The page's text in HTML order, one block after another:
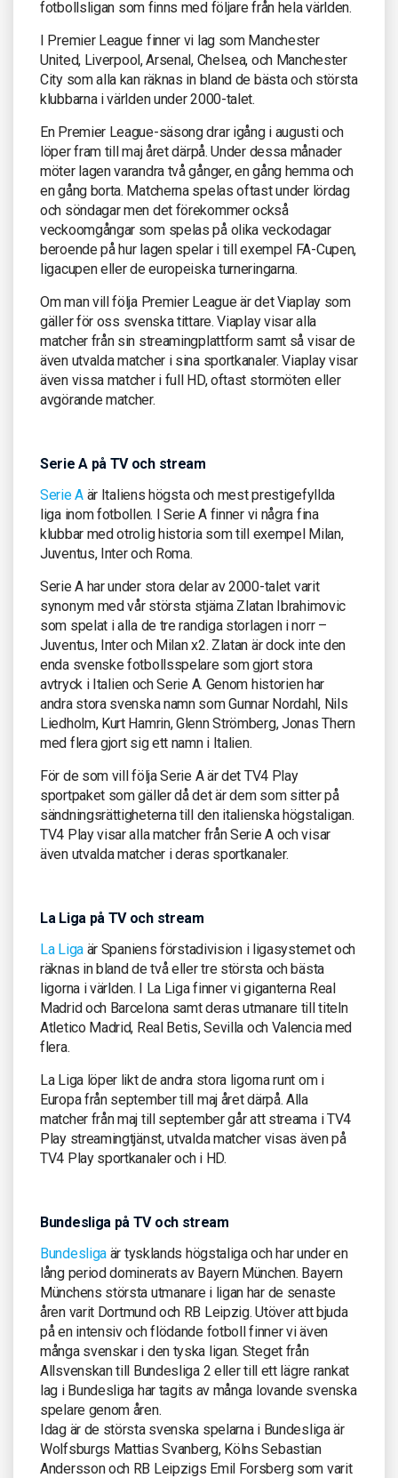
fotbollsligan som finns med följare från hela världen.
I Premier League finner vi lag som Manchester
United, Liverpool, Arsenal, Chelsea, och Manchester
City som alla kan räknas in bland de bästa och största
klubbarna i världen under 2000-talet.
En Premier League-säsong drar igång i augusti och
löper fram till maj året därpå. Under dessa månader
möter lagen varandra två gånger, en gång hemma och
en gång borta. Matcherna spelas oftast under lördag
och söndagar men det förekommer också
veckoomgångar som spelas på olika veckodagar
beroende på hur lagen spelar i till exempel FA-Cupen,
ligacupen eller de europeiska turneringarna.
Om man vill följa Premier League är det Viaplay som
gäller för oss svenska tittare. Viaplay visar alla
matcher från sin streamingplattform samt så visar de
även utvalda matcher i sina sportkanaler. Viaplay visar
även vissa matcher i full HD, oftast stormöten eller
avgörande matcher.
Serie A på TV och stream
Serie Aär Italiens högsta och mest prestigefyllda
liga inom fotbollen. I Serie A finner vi några fina
klubbar med otrolig historia som till exempel Milan,
Juventus, Inter och Roma.
Serie A har under stora delar av 2000-talet varit
synonym med vår största stjärna Zlatan Ibrahimovic
som spelat i alla de tre randiga storlagen i norr –
Juventus, Inter och Milan x2. Zlatan är dock inte den
enda svenske fotbollsspelare som gjort stora
avtryck i Italien och Serie A. Genom historien har
andra stora svenska namn som Gunnar Nordahl, Nils
Liedholm, Kurt Hamrin, Glenn Strömberg, Jonas Thern
med flera gjort sig ett namn i Italien.
För de som vill följa Serie A är det TV4 Play
sportpaket som gäller då det är dem som sitter på
sändningsrättigheterna till den italienska högstaligan.
TV4 Play visar alla matcher från Serie A och visar
även utvalda matcher i deras sportkanaler.
La Liga på TV och stream
La Ligaär Spaniens förstadivision i ligasystemet och
räknas in bland de två eller tre största och bästa
ligorna i världen. I La Liga finner vi giganterna Real
Madrid och Barcelona samt deras utmanare till titeln
Atletico Madrid, Real Betis, Sevilla och Valencia med
flera.
La Liga löper likt de andra stora ligorna runt om i
Europa från september till maj året därpå. Alla
matcher från maj till september går att streama i TV4
Play streamingtjänst, utvalda matcher visas även på
TV4 Play sportkanaler och i HD.
Bundesliga på TV och stream
Bundesliga är tysklands högstaliga och har under en
lång period dominerats av Bayern München. Bayern
Münchens största utmanare i ligan har de senaste
åren varit Dortmund och RB Leipzig. Utöver att bjuda
på en intensiv och flödande fotboll finner vi även
många svenskar i den tyska ligan. Steget från
Allsvenskan till Bundesliga 2 eller till ett lägre rankat
lag i Bundesliga har tagits av många lovande svenska
spelare genom åren.
Idag är de största svenska spelarna i Bundesliga är
Wolfsburgs Mattias Svanberg, Kölns Sebastian
Andersson och RB Leipzigs Emil Forsberg som varit